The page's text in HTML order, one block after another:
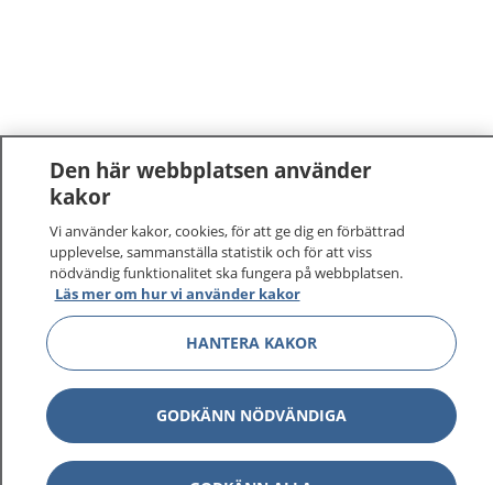
Den här webbplatsen använder
kakor
Vi använder kakor, cookies, för att ge dig en förbättrad
upplevelse, sammanställa statistik och för att viss
nödvändig funktionalitet ska fungera på webbplatsen.
Läs mer om hur vi använder kakor
HANTERA KAKOR
GODKÄNN NÖDVÄNDIGA